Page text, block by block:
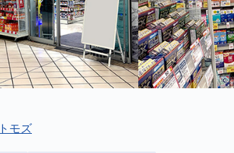
モズ